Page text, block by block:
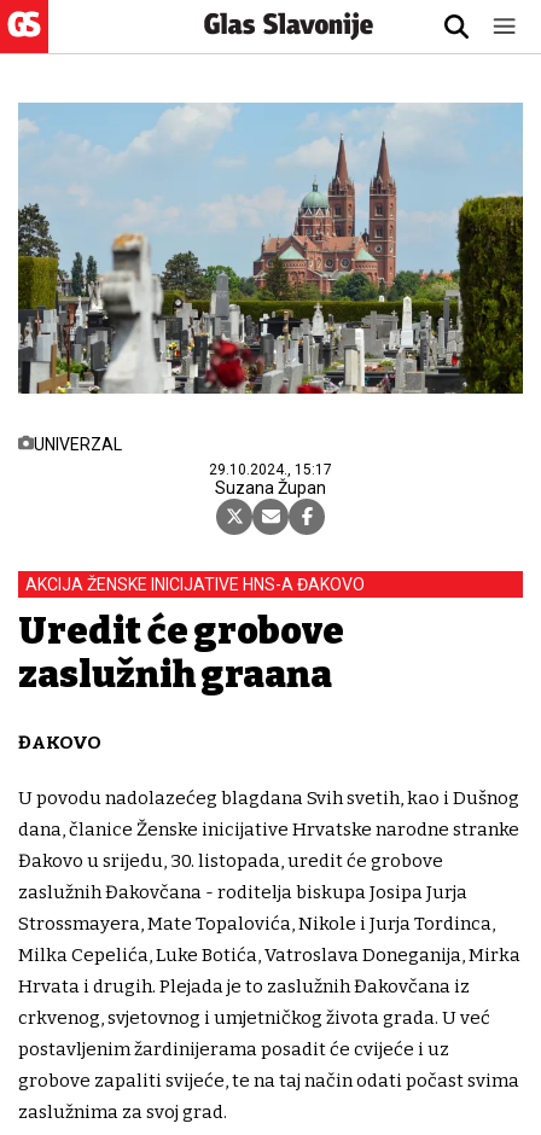
UNIVERZAL
29.10.2024., 15:17
Suzana Župan
AKCIJA ŽENSKE INICIJATIVE HNS-A ĐAKOVO
Uredit će grobove
zaslužnih građana
ĐAKOVO
U povodu nadolazećeg blagdana Svih svetih, kao i Dušnog
dana, članice Ženske inicijative Hrvatske narodne stranke
Đakovo u srijedu, 30. listopada, uredit će grobove
zaslužnih Đakovčana - roditelja biskupa Josipa Jurja
Strossmayera, Mate Topalovića, Nikole i Jurja Tordinca,
Milka Cepelića, Luke Botića, Vatroslava Doneganija, Mirka
Hrvata i drugih. Plejada je to zaslužnih Đakovčana iz
crkvenog, svjetovnog i umjetničkog života grada. U već
postavljenim žardinijerama posadit će cvijeće i uz
grobove zapaliti svijeće, te na taj način odati počast svima
zaslužnima za svoj grad.